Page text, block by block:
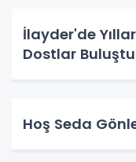
İlayder'de
Dostlar
Hoş Seda